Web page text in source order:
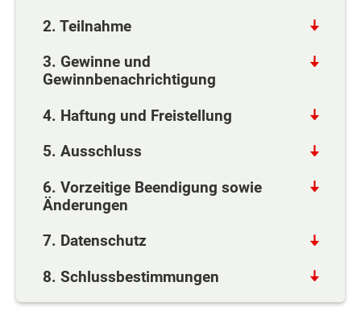
2. Teilnahme
3. Gewinne und
Gewinnbenachrichtigung
4. Haftung und Freistellung
5. Ausschluss
6. Vorzeitige Beendigung sowie
Änderungen
7. Datenschutz
8. Schlussbestimmungen